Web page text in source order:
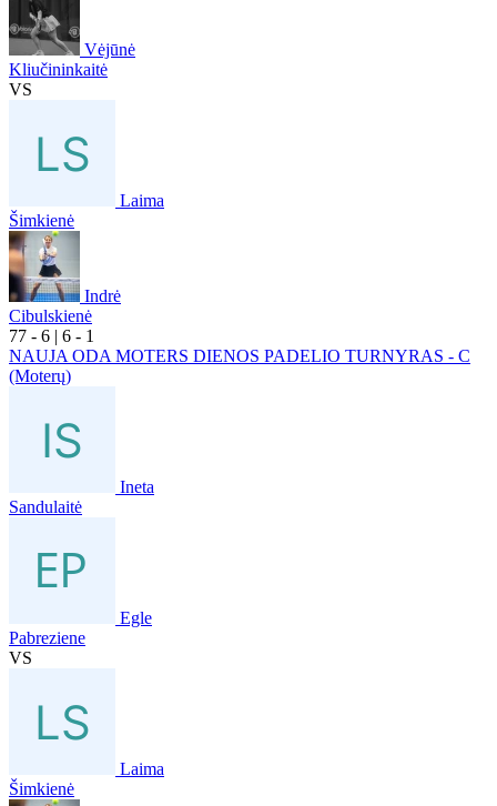
Vėjūnė
Kliučininkaitė
VS
Laima
Šimkienė
Indrė
Cibulskienė
77 - 6 | 6 - 1
NAUJA ODA MOTERS DIENOS PADELIO TURNYRAS - C
(Moterų)
Ineta
Sandulaitė
Egle
Pabreziene
VS
Laima
Šimkienė